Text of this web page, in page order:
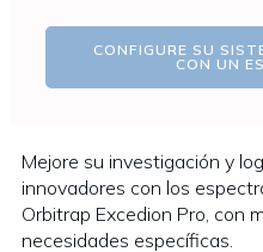
CONFIGURE SU
CON UN
Mejore su investigación y
innovadores con los
Orbitrap Excedion Pro, con
necesidades específicas.